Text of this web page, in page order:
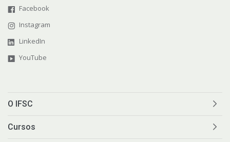
Facebook
Instagram
LinkedIn
YouTube
O IFSC
Cursos